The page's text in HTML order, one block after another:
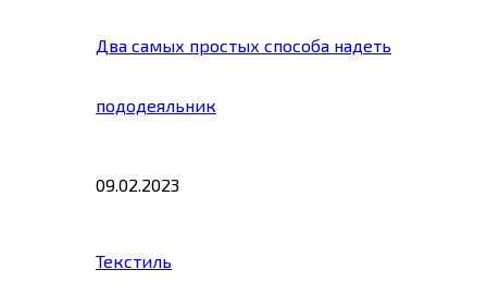
Два самых простых способа надеть
пододеяльник
09.02.2023
Текстиль